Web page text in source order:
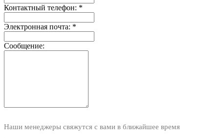
Контактный телефон: *
Электронная почта: *
Сообщение:
Наши менеджеры свяжутся с вами в ближайшее время